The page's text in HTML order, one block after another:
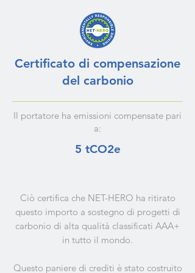
Certificato di compensazione
del carbonio
Il portatore ha emissioni compensate pari
a:
5 tCO2e
Ciò certifica che NET-HERO ha ritirato
questo importo a sostegno di progetti di
carbonio di alta qualità classificati AAA+
in tutto il mondo.
Questo paniere di crediti è stato costruito